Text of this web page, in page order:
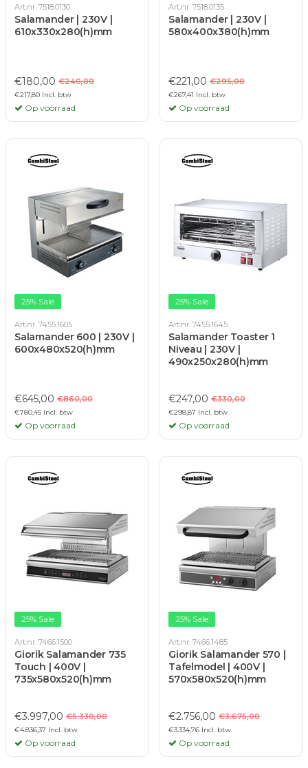
Art.nr. 7518.0130
Salamander | 230V |
610x330x280(h)mm
€180,00 €240,00
€217,80 Incl. btw
Op voorraad
Art.nr. 7518.0135
Salamander | 230V |
580x400x380(h)mm
€221,00 €295,00
€267,41 Incl. btw
Op voorraad
25% Sale
Art.nr. 7455.1605
Salamander 600 | 230V |
600x480x520(h)mm
€645,00 €860,00
€780,45 Incl. btw
Op voorraad
25% Sale
Art.nr. 7455.1645
Salamander Toaster 1
Niveau | 230V |
490x250x280(h)mm
€247,00 €330,00
€298,87 Incl. btw
Op voorraad
25% Sale
Art.nr. 7466.1500
Giorik Salamander 735
Touch | 400V |
735x580x520(h)mm
€3.997,00 €5.330,00
€4.836,37 Incl. btw
Op voorraad
25% Sale
Art.nr. 7466.1485
Giorik Salamander 570 |
Tafelmodel | 400V |
570x580x520(h)mm
€2.756,00 €3.675,00
€3.334,76 Incl. btw
Op voorraad